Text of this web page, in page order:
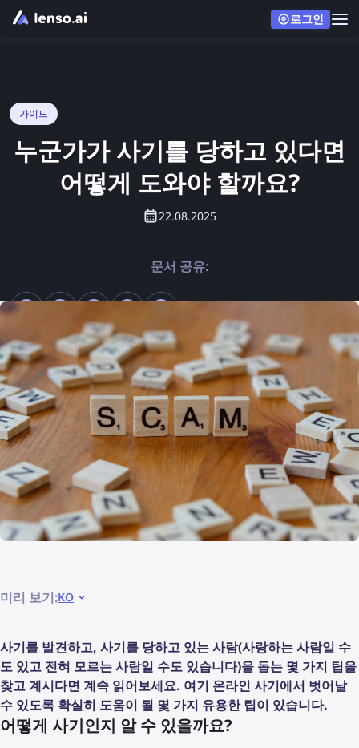
로그인
가이드
누군가가 사기를 당하고 있다면
어떻게 도와야 할까요?
22.08.2025
문서 공유:
미리 보기:KO
사기를 발견하고, 사기를 당하고 있는 사람(사랑하는 사람일 수
도 있고 전혀 모르는 사람일 수도 있습니다)을 돕는 몇 가지 팁을
찾고 계시다면 계속 읽어보세요. 여기 온라인 사기에서 벗어날
수 있도록 확실히 도움이 될 몇 가지 유용한 팁이 있습니다.
어떻게 사기인지 알 수 있을까요?